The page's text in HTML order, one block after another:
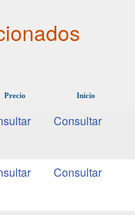
Precio Inicio